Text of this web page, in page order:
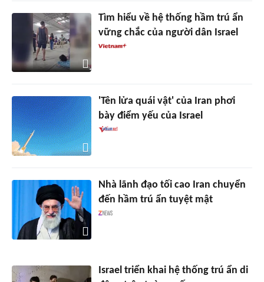
Tìm hiểu về hệ thống hầm trú ẩn
vững chắc của người dân Israel
'Tên lửa quái vật' của Iran phơi
bày điểm yếu của Israel
Nhà lãnh đạo tối cao Iran chuyển
đến hầm trú ẩn tuyệt mật
Israel triển khai hệ thống trú ẩn di